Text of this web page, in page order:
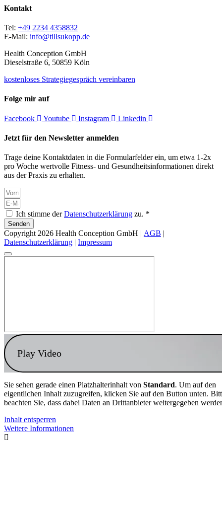
Kontakt
Tel: +49 2234 4358832
E-Mail: info@tillsukopp.de
Health Conception GmbH
Dieselstraße 6, 50859 Köln
kostenloses Strategiegespräch vereinbaren
Folge mir auf
Facebook Youtube Instagram Linkedin
Jetzt für den Newsletter anmelden
Trage deine Kontaktdaten in die Formularfelder ein, um etwa 1-2x
pro Woche wertvolle Fitness- und Gesundheitsinformationen direkt
aus der Praxis zu erhalten.
Ich stimme derDatenschutzerklärung zu. *
Senden
Copyright 2026 Health Conception GmbH | AGB |
Datenschutzerklärung | Impressum
Play Video
Sie sehen gerade einen Platzhalterinhalt von Standard. Um auf den
eigentlichen Inhalt zuzugreifen, klicken Sie auf den Button unten.
beachten Sie, dass dabei Daten an Drittanbieter weitergegeben
Inhalt entsperren
Weitere Informationen